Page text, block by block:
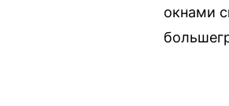
окнами